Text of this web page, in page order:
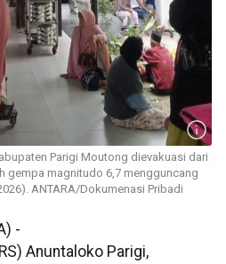
Parigi Moutong dievakuasi dari
gempa magnitudo 6,7 mengguncang
ANTARA/Dokumenasi Pribadi
-
Anuntaloko Parigi,